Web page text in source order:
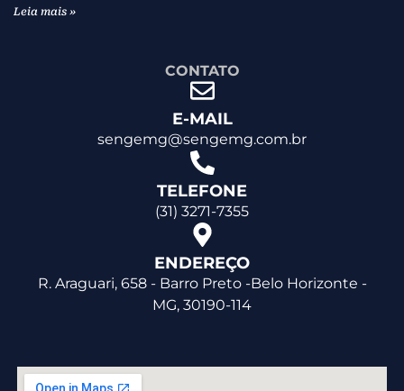
Leia mais »
CONTATO
E-MAIL
sengemg@sengemg.com.br
TELEFONE
(31) 3271-7355
ENDEREÇO
R. Araguari, 658 - Barro Preto -Belo Horizonte -
MG, 30190-114